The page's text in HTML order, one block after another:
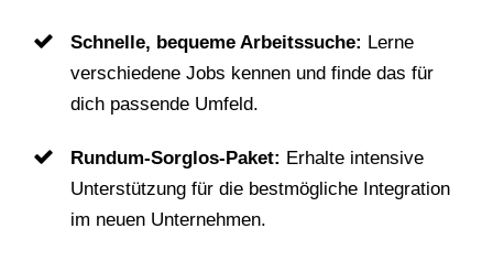
Schnelle, bequeme Arbeitssuche: Lerne
verschiedene Jobs kennen und finde das für
dich passende Umfeld.
Rundum-Sorglos-Paket: Erhalte intensive
Unterstützung für die bestmögliche Integration
im neuen Unternehmen.